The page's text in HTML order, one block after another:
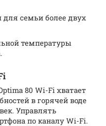
для семьи более двух
температуры
80 Wi-Fi хватает
в горячей воде
Управлять
по каналу Wi-Fi.